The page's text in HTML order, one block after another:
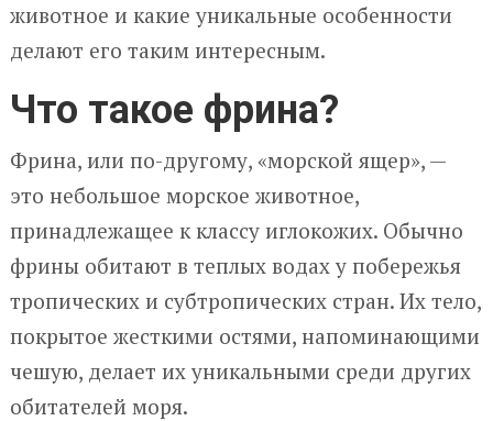
животное и какие уникальные особенности
делают его таким интересным.
Что такое фрина?
Фрина, или по-другому, «морской ящер», —
это небольшое морское животное,
принадлежащее к классу иглокожих. Обычно
фрины обитают в теплых водах у побережья
тропических и субтропических стран. Их тело,
покрытое жесткими остями, напоминающими
чешую, делает их уникальными среди других
обитателей моря.